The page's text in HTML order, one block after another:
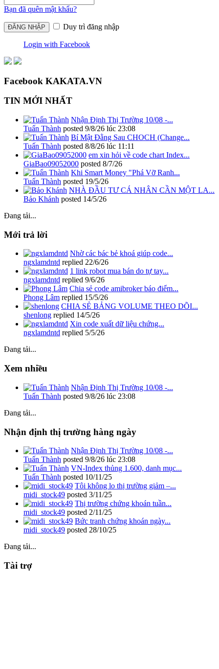
Bạn đã quên mật khẩu?
Duy trì đăng nhập
Login with Facebook
Facebook KAKATA.VN
TIN MỚI NHẤT
Nhận Định Thị Trường 10/08 -...
Tuấn Thành posted 9/8/26 lúc 23:08
Bí Mật Đằng Sau CHOCH (Change...
Tuấn Thành posted 8/8/26 lúc 11:11
em xin hỏi về code chart Index...
GiaBao09052000 posted 8/7/26
Khi Smart Money "Phá Vỡ Ranh...
Tuấn Thành posted 19/5/26
NHÀ ĐẦU TƯ CÁ NHÂN CẦN MỘT LA...
Bảo Khánh posted 14/5/26
Đang tải...
Mới trả lời
Nhờ các bác bẻ khoá giúp code...
ngxlamdntd replied 22/6/26
1 link robot mua bán do tự tay...
ngxlamdntd replied 9/6/26
Chia sẻ code amibroker báo điểm...
Phong Lâm replied 15/5/26
CHIA SẺ BẢNG VOLUME THEO DÕI...
shenlong replied 14/5/26
Xin code xuất dữ liệu chứng...
ngxlamdntd replied 5/5/26
Đang tải...
Xem nhiều
Nhận Định Thị Trường 10/08 -...
Tuấn Thành posted 9/8/26 lúc 23:08
Đang tải...
Nhận định thị trường hàng ngày
Nhận Định Thị Trường 10/08 -...
Tuấn Thành posted 9/8/26 lúc 23:08
VN-Index thủng 1.600, danh mục...
Tuấn Thành posted 10/11/25
Tôi không lo thị trường giảm –...
midi_stock49 posted 3/11/25
Thị trường chứng khoán tuần...
midi_stock49 posted 2/11/25
Bức tranh chứng khoán ngày...
midi_stock49 posted 28/10/25
Đang tải...
Tài trợ